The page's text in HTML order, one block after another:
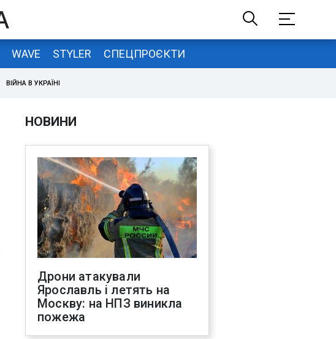
WAVE STYLER СПЕЦПРОЄКТИ
ВІЙНА В УКРАЇНІ
НОВИНИ
Дрони атакували
Ярославль і летять на
Москву: на НПЗ виникла
пожежа